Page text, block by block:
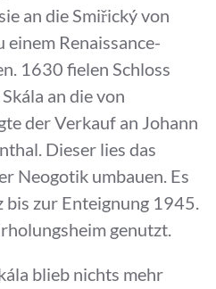
an die Smiřický von
einem Renaissance-
1630 fielen Schloss
an die von
der Verkauf an Johann
Dieser lies das
Neogotik umbauen. Es
bis zur Enteignung 1945.
genutzt.
blieb nichts mehr